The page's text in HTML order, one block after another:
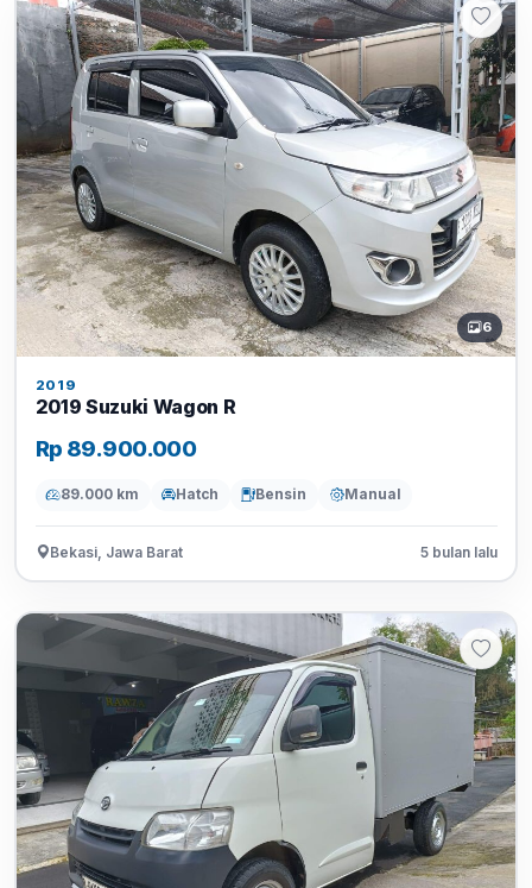
6
2019
2019 Suzuki Wagon R
Rp 89.900.000
89.000 km Hatch Bensin Manual
Bekasi, Jawa Barat 5 bulan lalu